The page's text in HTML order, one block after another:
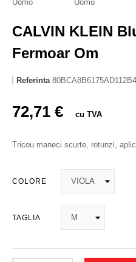
CALVIN KLEIN
Fermoar Om
Referinta
72,71 € cu TVA
Tricou maneci scurte, rotunzi,
COLORE
TAGLIA